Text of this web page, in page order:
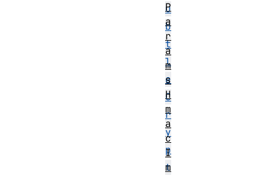
u
b
t
l
e
C
r
y
p
t
P
a
r
a
m
s
H
m
a
c
I
m